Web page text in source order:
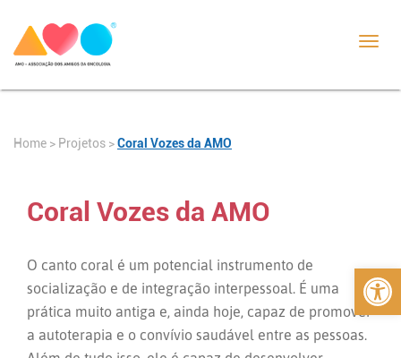
Abrir
Home > Projetos >Coral Vozes da AMO
Coral Vozes da AMO
O canto coral é um potencial instrumento de
socialização e de integração interpessoal. É uma
prática muito antiga e, ainda hoje, capaz de promover
a autoterapia e o convívio saudável entre as pessoas.